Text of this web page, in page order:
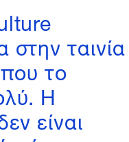
ταινία
το
Η
είναι